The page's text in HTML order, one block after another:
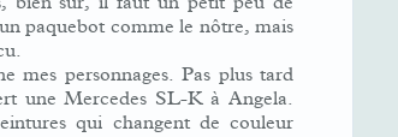
paquebot comme le nôtre, mais
mes personnages. Pas plus tard
une Mercedes SL-K à Angela.
qui changent de couleur